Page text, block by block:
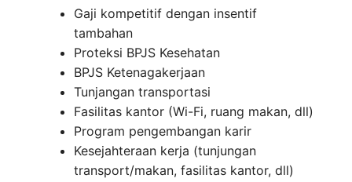
Gaji kompetitif dengan insentif
tambahan
Proteksi BPJS Kesehatan
BPJS Ketenagakerjaan
Tunjangan transportasi
Fasilitas kantor (Wi-Fi, ruang makan, dll)
Program pengembangan karir
Kesejahteraan kerja (tunjungan
transport/makan, fasilitas kantor, dll)